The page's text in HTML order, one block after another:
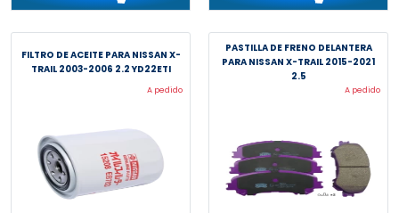
FILTRO DE ACEITE PARA NISSAN X-
TRAIL 2003-2006 2.2 YD22ETI
A pedido
PASTILLA DE FRENO DELANTERA
PARA NISSAN X-TRAIL 2015-2021
2.5
A pedido